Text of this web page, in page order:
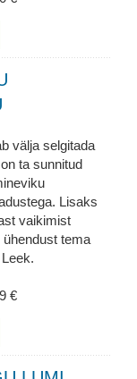
välja selgitada
ta sunnitud
Lisaks
vaikimist
tema
€